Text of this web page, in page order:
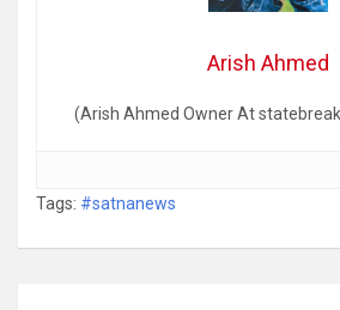
Arish Ahmed
(Arish Ahmed Owner At
Tags: #satnanews